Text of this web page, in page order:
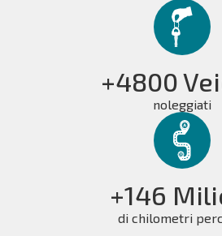
+4800
noleggiati
+146
di chilometri